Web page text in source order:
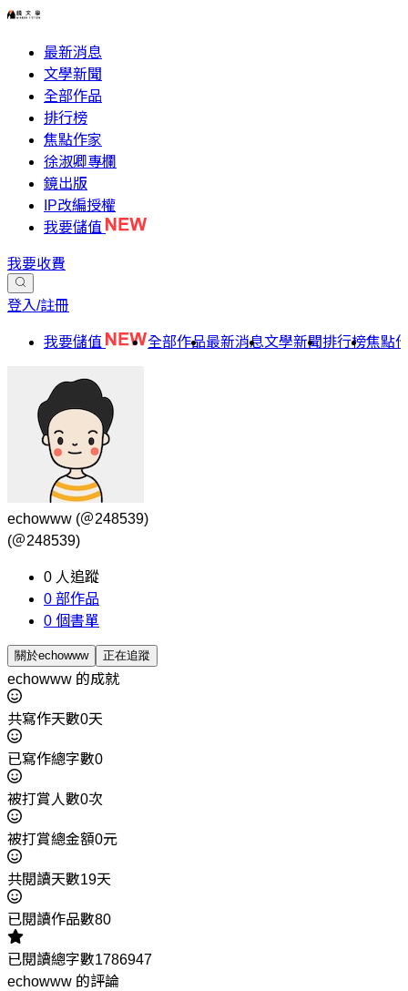
最新消息
文學新聞
全部作品
排行榜
焦點作家
徐淑卿專欄
鏡出版
IP改編授權
我要儲值
我要收費
登入/註冊
我要儲值 全部作品最新消息文學新聞排行榜焦點
echowww (＠248539)
(＠248539)
0 人追蹤
0 部作品
0 個書單
關於echowww 正在追蹤
echowww 的成就
共寫作天數0天
已寫作總字數0
被打賞人數0次
被打賞總金額0元
共閱讀天數19天
已閱讀作品數80
已閱讀總字數1786947
echowww 的評論